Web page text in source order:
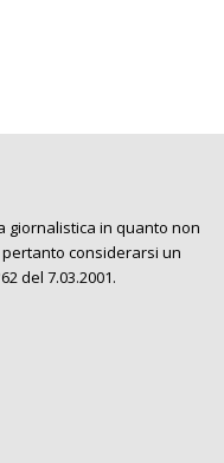
giornalistica in quanto non
considerarsi un
del 7.03.2001.